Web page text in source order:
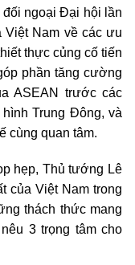
ngoại Đại hội lần
Nam về các ưu
thực củng cố tiến
phần tăng cường
ASEAN trước các
Trung Đông, và
cùng quan tâm.
hẹp, Thủ tướng Lê
của Việt Nam trong
thách thức mang
3 trọng tâm cho